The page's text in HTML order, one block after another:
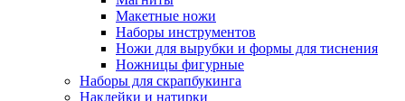
Макетные ножи
Наборы инструментов
Ножи для вырубки и формы для тиснения
Ножницы фигурные
Наборы для скрапбукинга
Наклейки и натирки